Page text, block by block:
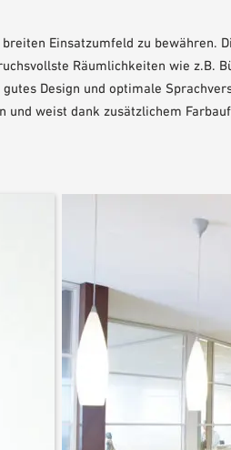
Einsatzumfeld zu bewähren.
Räumlichkeiten wie z.B.
Design und optimale
und weist dank zusätzlichem